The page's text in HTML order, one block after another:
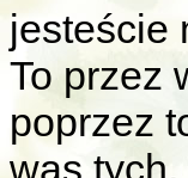
jesteście
To przez
poprzez
was